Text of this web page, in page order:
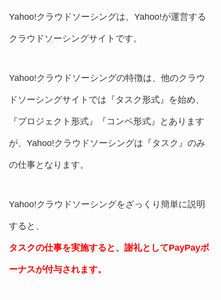
Yahoo!クラウドソーシングは、Yahoo!が運営する
クラウドソーシングサイトです。
Yahoo!クラウドソーシングの特徴は、他のクラウ
ドソーシングサイトでは『タスク形式』を始め、
『プロジェクト形式』『コンペ形式』とあります
が、Yahoo!クラウドソーシングは『タスク』のみ
の仕事となります。
Yahoo!クラウドソーシングをざっくり簡単に説明
すると、
タスクの仕事を実施すると、謝礼としてPayPayボ
ーナスが付与されます。